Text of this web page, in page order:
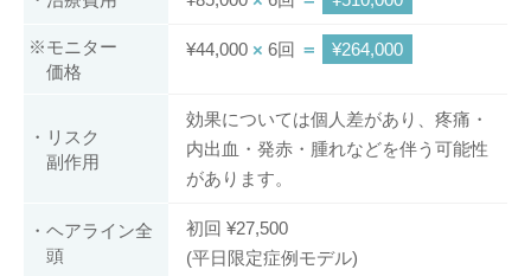
※モニター
価格
¥44,000 × 6回 ＝ ¥264,000
・リスク
副作用
効果については個人差があり、疼痛・
内出血・発赤・腫れなどを伴う可能性
があります。
・ヘアライン全
頭
初回 ¥27,500
(平日限定症例モデル)